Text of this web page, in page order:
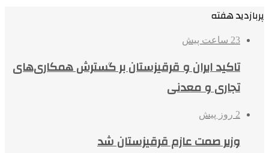
پربازدید هفته
23 ساعت پیش
تاکید ایران و قرقیزستان بر گسترش همکاری‌های
تجاری و معدنی
2 روز پیش
وزیر صمت عازم قرقیزستان شد